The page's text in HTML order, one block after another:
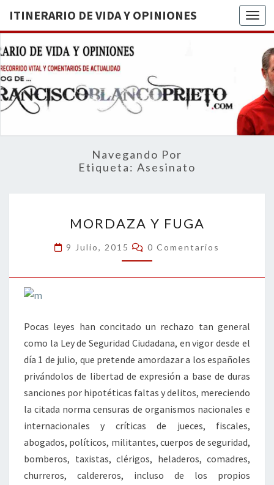
ITINERARIO DE VIDA Y OPINIONES
DE
BREVE
RECORRIDO
VITAL Y
ACTUALIDAD
Navegando Por
Etiqueta: Asesinato
Y
FUGA
MORDAZA Y FUGA
9 Julio, 2015 Comentarios
0 Comentarios
Pocas leyes han concitado un rechazo tan general
como la Ley de Seguridad Ciudadana, en vigor desde el
día 1 de julio, que pretende amordazar a los españoles
privándolos de libertad de expresión a base de duras
sanciones por hipotéticas faltas y delitos, mereciendo
la citada norma censuras de organismos nacionales e
internacionales y críticas de jueces, fiscales,
abogados, políticos, militantes, cuerpos de seguridad,
bomberos, taxistas, clérigos, heladeros, comadres,
churreros, caldereros, incluso de los propios